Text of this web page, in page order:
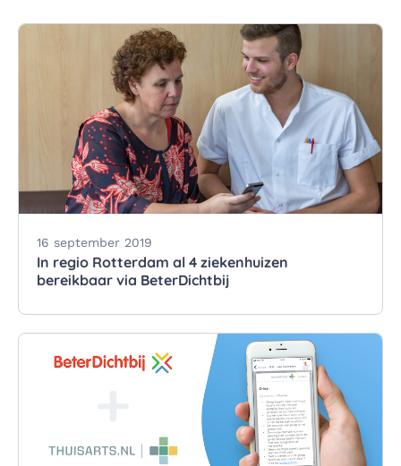
16 september 2019
In regio Rotterdam al 4 ziekenhuizen
bereikbaar via BeterDichtbij